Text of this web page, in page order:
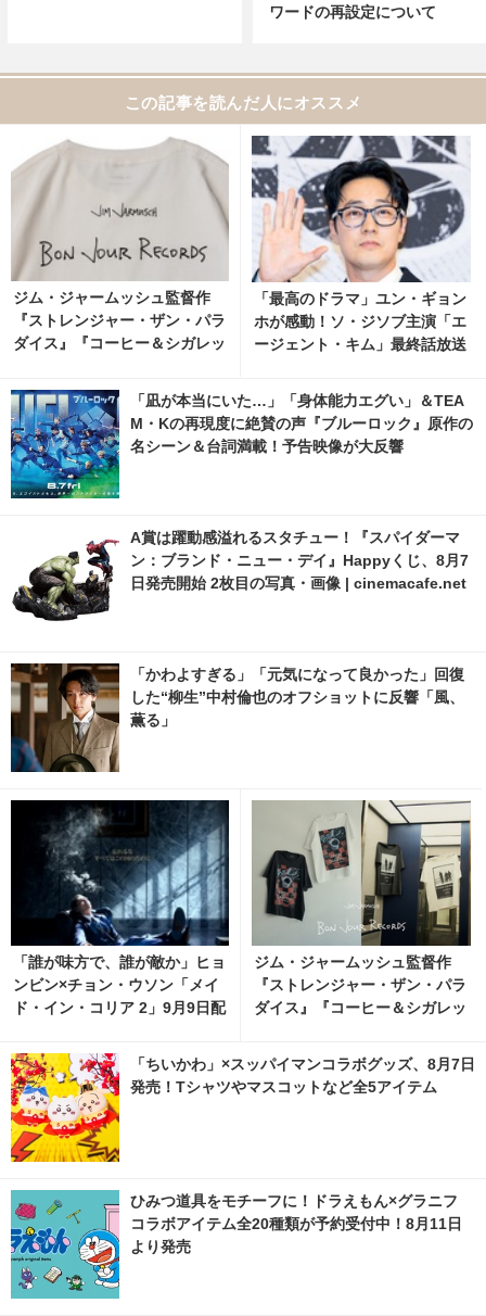
ワードの再設定について
この記事を読んだ人にオススメ
ジム・ジャームッシュ監督作
『ストレンジャー・ザン・パラ
ダイス』『コーヒー＆シガレッ
ャルTシャツ発売 5枚目の写
真・画像 | cinemacafe.net
「最高のドラマ」ユン・ギョン
ホが感動！ソ・ジソブ主演「エ
ージェント・キム」最終話放送
禁 4枚目の写真・画像 | cinem
acafe.net
「凪が本当にいた…」「身体能力エグい」＆TEA
M・Kの再現度に絶賛の声『ブルーロック』原作の
名シーン＆台詞満載！予告映像が大反響
A賞は躍動感溢れるスタチュー！『スパイダーマ
ン：ブランド・ニュー・デイ』Happyくじ、8月7
日発売開始 2枚目の写真・画像 | cinemacafe.net
「かわよすぎる」「元気になって良かった」回復
した“柳生”中村倫也のオフショットに反響「風、
薫る」
「誰が味方で、誰が敵か」ヒョ
ンビン×チョン・ウソン「メイ
ド・イン・コリア 2」9月9日配
ジム・ジャームッシュ監督作
『ストレンジャー・ザン・パラ
ダイス』『コーヒー＆シガレッ
ャルTシャツ発売
「ちいかわ」×スッパイマンコラボグッズ、8月7日
発売！Tシャツやマスコットなど全5アイテム
ひみつ道具をモチーフに！ドラえもん×グラニフ
コラボアイテム全20種類が予約受付中！8月11日
より発売